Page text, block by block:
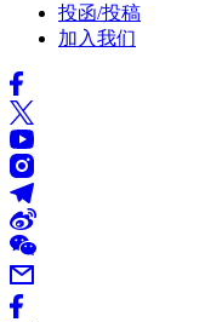
投函/投稿
加入我们